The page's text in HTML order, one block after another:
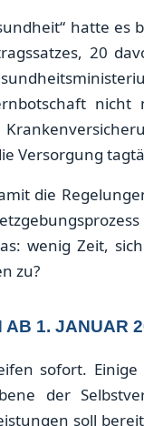
hatte
20
Versorgung
die
wenig Zeit,
zu?
1. JANUAR
sofort.
der
soll